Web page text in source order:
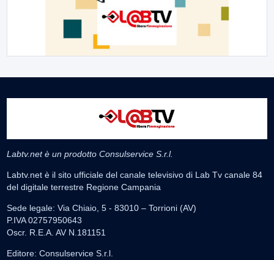
Labtv.net è un prodotto Consulservice S.r.l.
Labtv.net è il sito ufficiale del canale televisivo di Lab Tv canale 84
del digitale terrestre Regione Campania
Sede legale: Via Chiaio, 5 - 83010 – Torrioni (AV)
P.IVA 02757950643
Oscr. R.E.A. AV N.181151
Editore: Consulservice S.r.l.